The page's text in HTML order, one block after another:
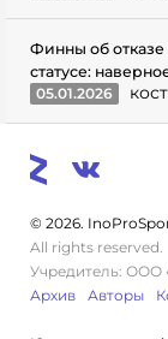
Финны об
статусе:
05.01.2026
© 2026.
All rights reserved.
Учредитель: ООО
Архив
Авторы